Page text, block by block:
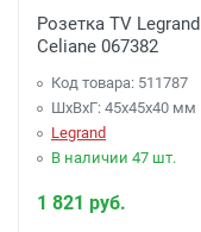
Розетка TV Legrand
Celiane 067382
Код товара: 511787
ШхВхГ: 45x45x40 мм
Legrand
В наличии 47 шт.
1 821 руб.